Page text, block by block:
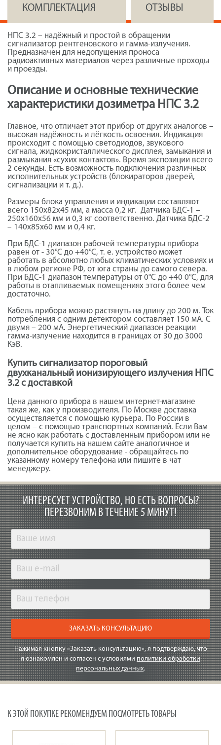
КОМПЛЕКТАЦИЯ ОТЗЫВЫ
НПС 3.2 – надёжный и простой в обращении
сигнализатор рентгеновского и гамма-излучения.
Предназначен для недопущения проноса
радиоактивных материалов через различные проходы
и проезды.
Описание и основные технические
характеристики дозиметра НПС 3.2
Главное, что отличает этот прибор от других аналогов –
высокая надёжность и лёгкость освоения. Индикация
происходит с помощью светодиодов, звукового
сигнала, жидкокристаллического дисплея, замыкания и
размыкания «сухих контактов». Время экспозиции всего
2 секунды. Есть возможность подключения различных
исполнительных устройств (блокираторов дверей,
сигнализации и т. д.).
Размеры блока управления и индикации составляют
всего 150х82х45 мм, а масса 0,2 кг. Датчика БДС-1 –
250х160х56 мм и 0,3 кг соответственно. Датчика БДС-2
– 140х85х60 мм и 0,4 кг.
При БДС-1 диапазон рабочей температуры прибора
равен от - 30°С до +40°С, т. е. устройство может
работать в абсолютно любых климатических условиях и
в любом регионе РФ, от юга страны до самого севера.
При БДС-1 диапазон температуры от 0°С до +40 0°С, для
работы в отапливаемых помещениях этого более чем
достаточно.
Кабель прибора можно растянуть на длину до 200 м. Ток
потребления с одним детектором составляет 150 мА. С
двумя – 200 мА. Энергетический диапазон реакции
гамма-излучение находится в границах от 30 до 3000
КэВ.
Купить сигнализатор пороговый
двухканальный ионизирующего излучения НПС
3.2 с доставкой
Цена данного прибора в нашем интернет-магазине
такая же, как у производителя. По Москве доставка
осуществляется с помощью курьера. По России в
целом – с помощью транспортных компаний. Если Вам
не ясно как работать с доставленным прибором или не
получается купить на нашем сайте аналогичное и
дополнительное оборудование - обращайтесь по
указанному номеру телефона или пишите в чат
менеджеру.
ИНТЕРЕСУЕТ УСТРОЙСТВО, НО ЕСТЬ ВОПРОСЫ?
ПЕРЕЗВОНИМ В ТЕЧЕНИЕ 5 МИНУТ!
ЗАКАЗАТЬ КОНСУЛЬТАЦИЮ
Нажимая кнопку «Заказать консультацию», я подтверждаю, что
я ознакомлен и согласен с условиями политики обработки
персональных данных.
К ЭТОЙ ПОКУПКЕ РЕКОМЕНДУЕМ ПОСМОТРЕТЬ ТОВАРЫ